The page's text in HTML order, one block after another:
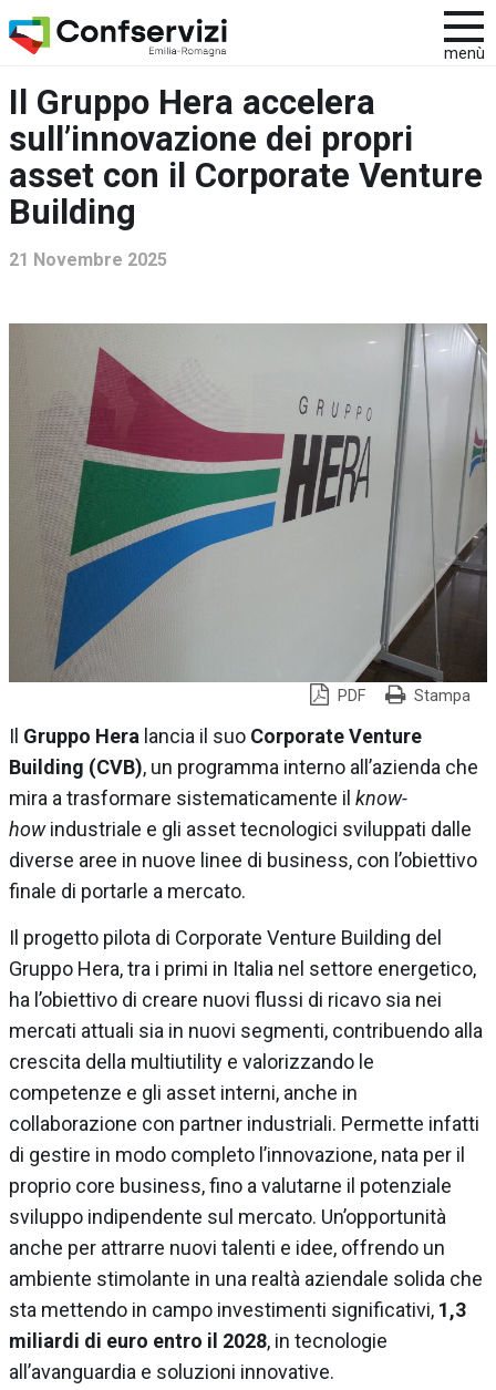
menù
Il Gruppo Hera accelera
sull’innovazione dei propri
asset con il Corporate Venture
Building
21 Novembre 2025
PDF Stampa
Il Gruppo Hera lancia il suo Corporate Venture
Building (CVB), un programma interno all’azienda che
mira a trasformare sistematicamente il know-
howindustriale e gli asset tecnologici sviluppati dalle
diverse aree in nuove linee di business, con l’obiettivo
finale di portarle a mercato.
Il progetto pilota di Corporate Venture Building del
Gruppo Hera, tra i primi in Italia nel settore energetico,
ha l’obiettivo di creare nuovi flussi di ricavo sia nei
mercati attuali sia in nuovi segmenti, contribuendo alla
crescita della multiutility e valorizzando le
competenze e gli asset interni, anche in
collaborazione con partner industriali. Permette infatti
di gestire in modo completo l’innovazione, nata per il
proprio core business, fino a valutarne il potenziale
sviluppo indipendente sul mercato. Un’opportunità
anche per attrarre nuovi talenti e idee, offrendo un
ambiente stimolante in una realtà aziendale solida che
sta mettendo in campo investimenti significativi, 1,3
miliardi di euro entro il 2028, in tecnologie
all’avanguardia e soluzioni innovative.